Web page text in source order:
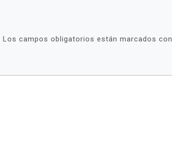
Los campos obligatorios están marcados con